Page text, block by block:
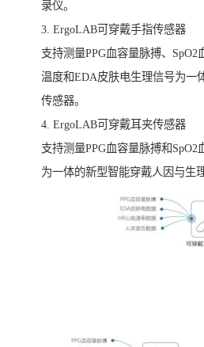
录仪。
3. ErgoLAB可穿戴手指传感器
支持测量PPG血容量脉搏、
温度和EDA皮肤电生理信号为一
传感器。
4. ErgoLAB可穿戴耳夹传感器
支持测量PPG血容量脉搏和
为一体的新型智能穿戴人因与生